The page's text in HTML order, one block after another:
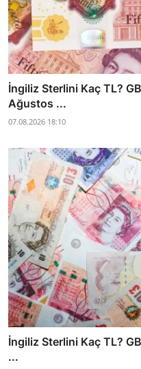
İngiliz Sterlini Kaç TL?
Ağustos ...
07.08.2026 18:10
İngiliz Sterlini Kaç TL?
...